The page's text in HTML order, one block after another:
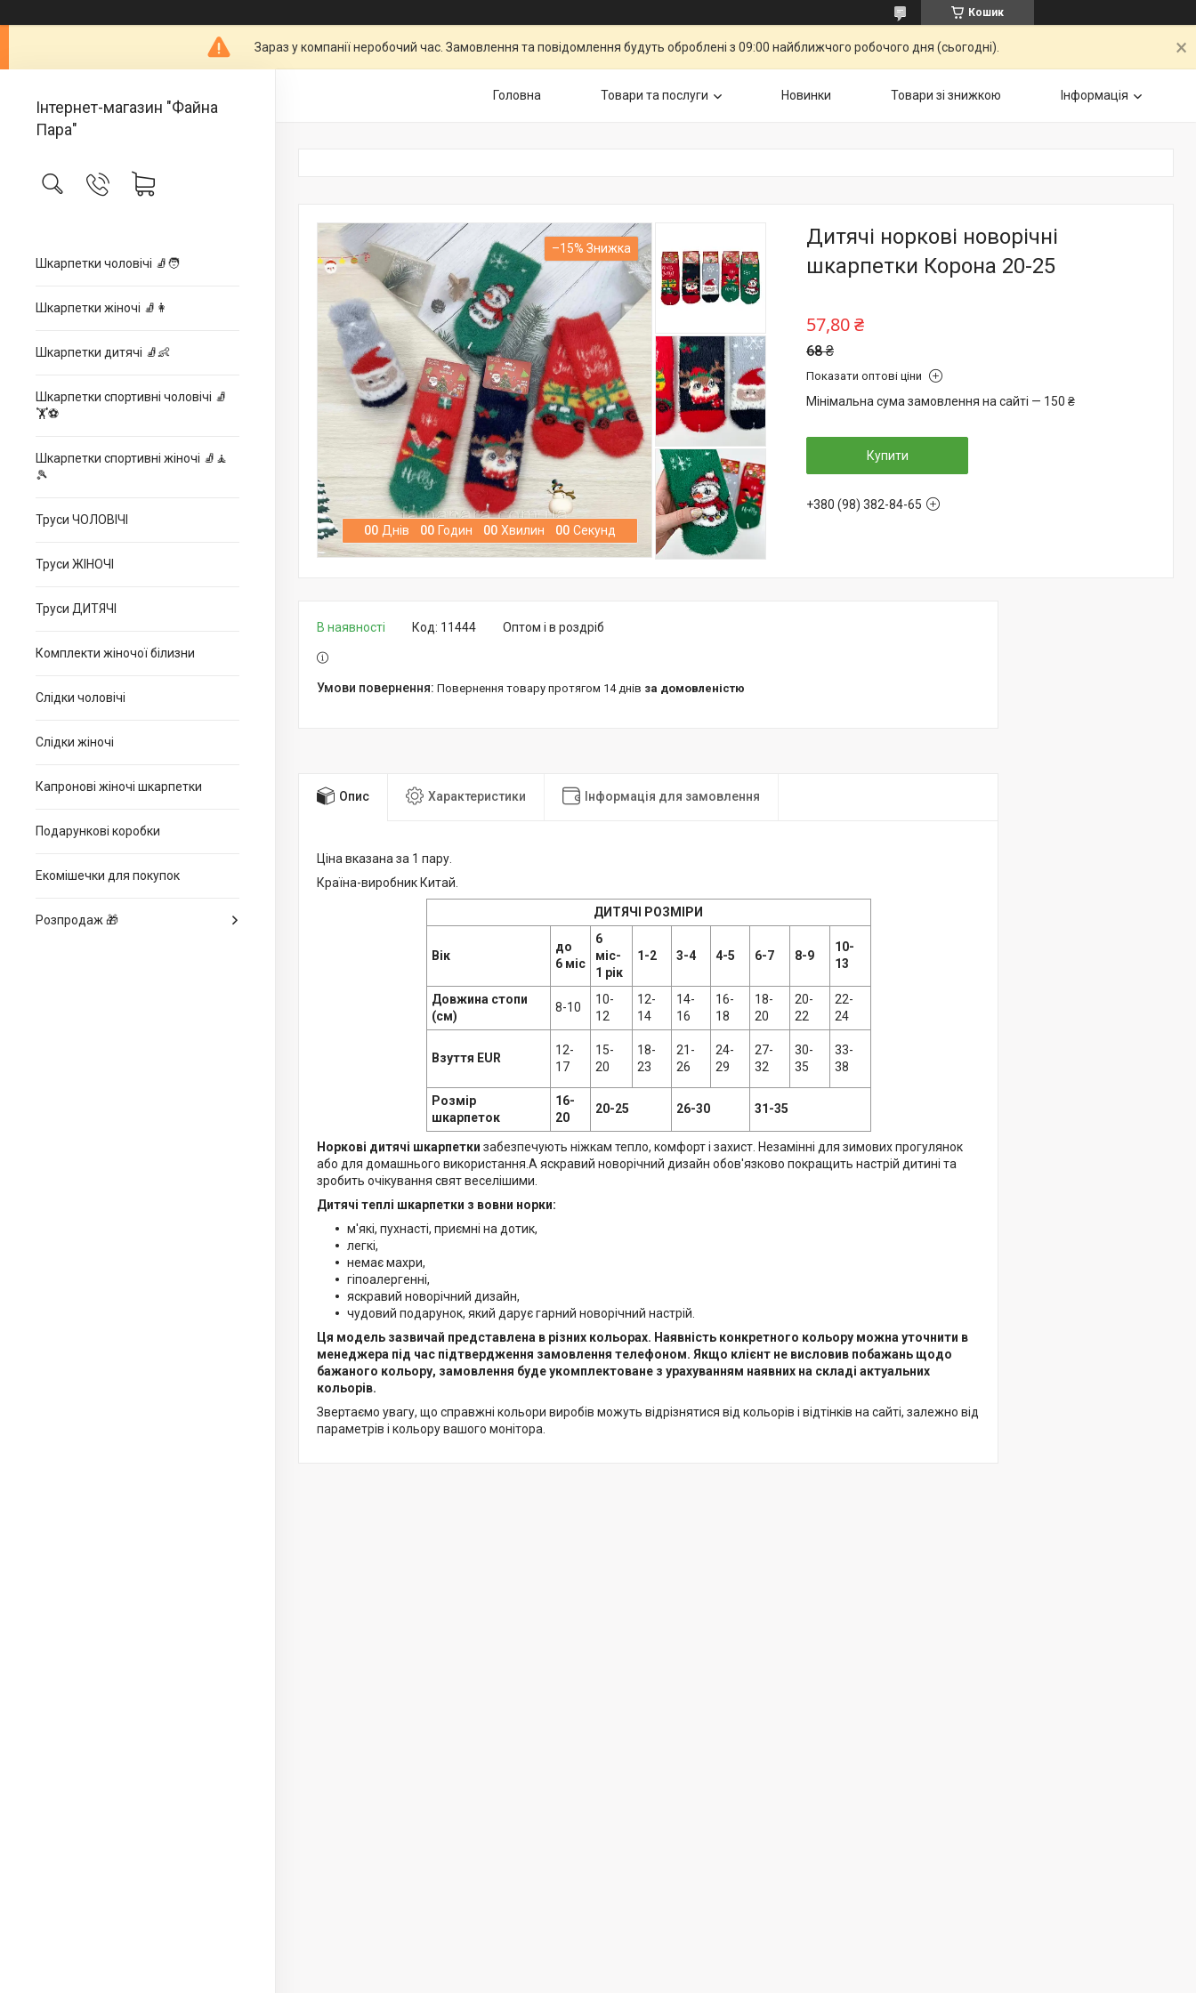
Кошик
Зараз у компанії неробочий час. Замовлення та повідомлення будуть оброблені з 09:00 найближчого робочого дня (сьогодні).
Інтернет-магазин "Файна
Пара"
Шкарпетки чоловічі 🧦🧑
Шкарпетки жіночі 🧦👩
Шкарпетки дитячі 🧦👶
Шкарпетки спортивні чоловічі 🧦
🏋⚽
Шкарпетки спортивні жіночі 🧦🧘
🎾
Труси ЧОЛОВІЧІ
Труси ЖІНОЧІ
Труси ДИТЯЧІ
Комплекти жіночої білизни
Слідки чоловічі
Слідки жіночі
Капронові жіночі шкарпетки
Подарункові коробки
Екомішечки для покупок
Розпродаж 🎁
Головна Товари та послуги Новинки Товари зі знижкою Інформація
–15%
00 Днів 00 Годин 00 Хвилин 00 Секунд
Дитячі норкові новорічні
шкарпетки Корона 20-25
68 ₴
57,80 ₴
Показати оптові ціни
Мінімальна сума замовлення на сайті — 150 ₴
Купити
+380 (98) 382-84-65
В наявності Оптом і в роздріб
Код: 11444
повернення товару протягом 14 днів за домовленістю
Опис Характеристики Інформація для замовлення
Ціна вказана за 1 пару.
Країна-виробник Китай.
ДИТЯЧІ РОЗМІРИ
Вік
до
6 міс
6
міс-
1 рік
1-2 3-4 4-5 6-7 8-9
10-
13
Довжина стопи
(см)
8-10
10-
12
12-
14
14-
16
16-
18
18-
20
20-
22
22-
24
Взуття EUR
12-
17
15-
20
18-
23
21-
26
24-
29
27-
32
30-
35
33-
38
Розмір
шкарпеток
16-
20
20-25 26-30 31-35
Норкові дитячі шкарпетки забезпечують ніжкам тепло, комфорт і захист. Незамінні для зимових прогулянок
або для домашнього використання.А яскравий новорічний дизайн обов'язково покращить настрій дитині та
зробить очікування свят веселішими.
Дитячі теплі шкарпетки з вовни норки:
м'які, пухнасті, приємні на дотик,
легкі,
немає махри,
гіпоалергенні,
яскравий новорічний дизайн,
чудовий подарунок, який дарує гарний новорічний настрій.
Ця модель зазвичай представлена в різних кольорах. Наявність конкретного кольору можна уточнити в
менеджера під час підтвердження замовлення телефоном. Якщо клієнт не висловив побажань щодо
бажаного кольору, замовлення буде укомплектоване з урахуванням наявних на складі актуальних
кольорів.
Звертаємо увагу, що справжні кольори виробів можуть відрізнятися від кольорів і відтінків на сайті, залежно від
параметрів і кольору вашого монітора.